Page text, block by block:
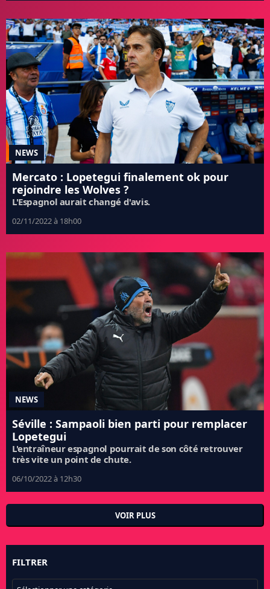
NEWS
Mercato : Lopetegui finalement ok pour
rejoindre les Wolves ?
L'Espagnol aurait changé d'avis.
02/11/2022 à 18h00
NEWS
Séville : Sampaoli bien parti pour remplacer
Lopetegui
L'entraîneur espagnol pourrait de son côté retrouver
très vite un point de chute.
06/10/2022 à 12h30
VOIR PLUS
FILTRER